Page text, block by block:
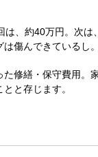
は、約40万円。次は
傷んできているし。
修繕・保守費用。
と存じます。